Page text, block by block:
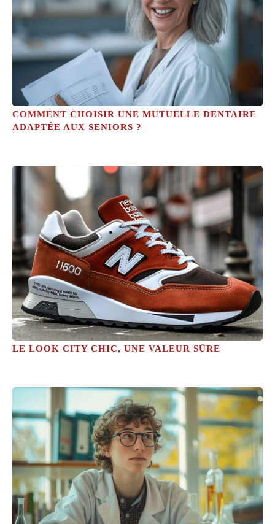
COMMENT CHOISIR UNE MUTUELLE DENTAIRE
ADAPTÉE AUX SENIORS ?
LE LOOK CITY CHIC, UNE VALEUR SÛRE